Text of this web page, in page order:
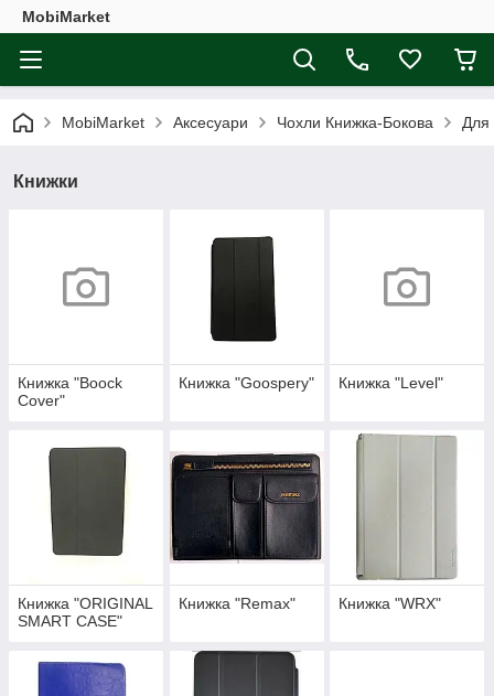
MobiMarket
MobiMarket Аксесуари Чохли Книжка-Бокова Для
Книжки
Книжка "Boock
Cover"
Книжка "Goospery" Книжка "Level"
Книжка "ORIGINAL
SMART CASE"
Книжка "Remax" Книжка "WRX"